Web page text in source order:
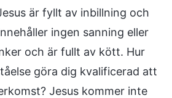
är fyllt av inbillning och
ingen sanning eller
och är fullt av kött. Hur
göra dig kvalificerad att
Jesus kommer inte